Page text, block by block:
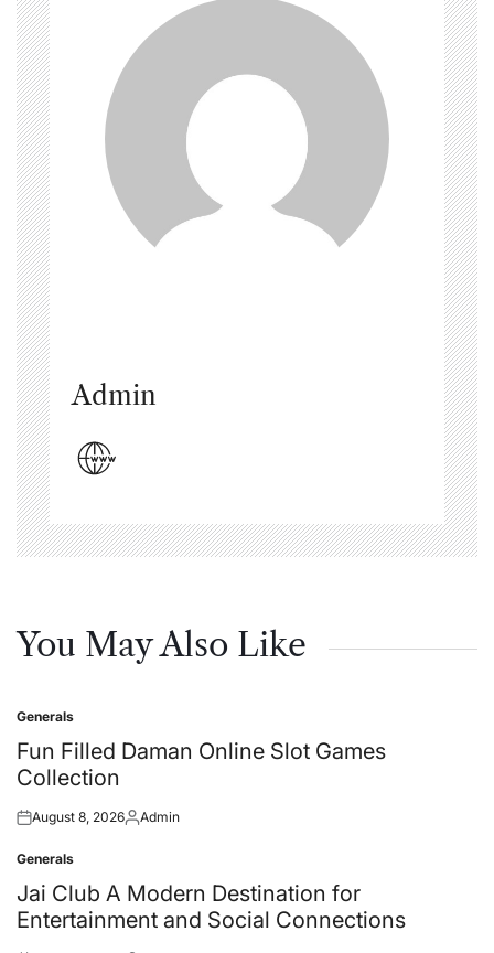
Admin
You May Also Like
Posted
in
Generals
Fun Filled Daman Online Slot Games
Collection
Posted
August 8, 2026Posted
Admin
Posted
in
Generals
Jai Club A Modern Destination for
Entertainment and Social Connections